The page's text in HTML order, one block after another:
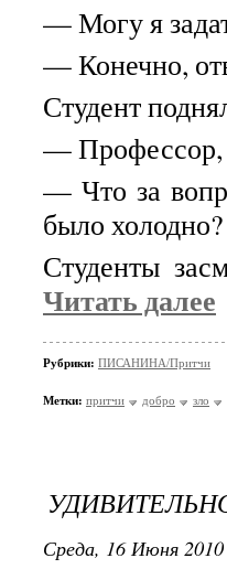
— Могу я
— Конечно,
Студент
— Профессор,
— Что за
было холодно?
Студенты
Читать далее
Рубрики: ПИСАНИНА/Притчи
Метки: притчи добро зло
Среда, 16 Июня